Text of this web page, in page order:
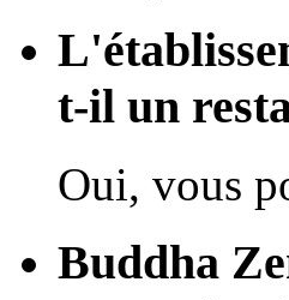
t-il un
Oui, vous
Buddha